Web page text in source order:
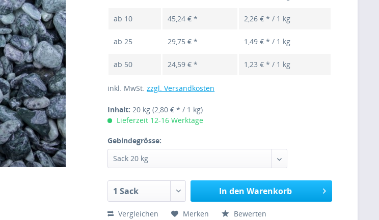
ab 10 45,24 € * 2,26 € * / 1 kg
ab25 29,75 € * 1,49 € * / 1 kg
ab 50 24,59 € * 1,23 € * / 1 kg
inkl. MwSt.zzgl. Versandkosten
Inhalt: 20 kg(2,80 € * / 1 kg)
Lieferzeit 12-16 Werktage
Gebindegrösse:
In den Warenkorb
Vergleichen Merken Bewerten